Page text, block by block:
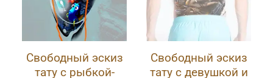
Свободный эскиз
тату с рыбкой-
Свободный эскиз
тату с девушкой и